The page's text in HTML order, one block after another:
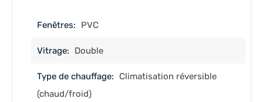
Fenêtres: PVC
Vitrage: Double
Type de chauffage:
Climatisation réversible
(chaud/froid)